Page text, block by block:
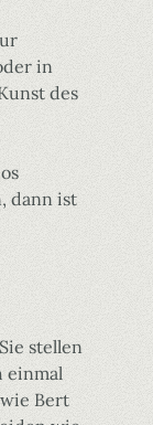
in
des
dann ist
stellen
einmal
Bert